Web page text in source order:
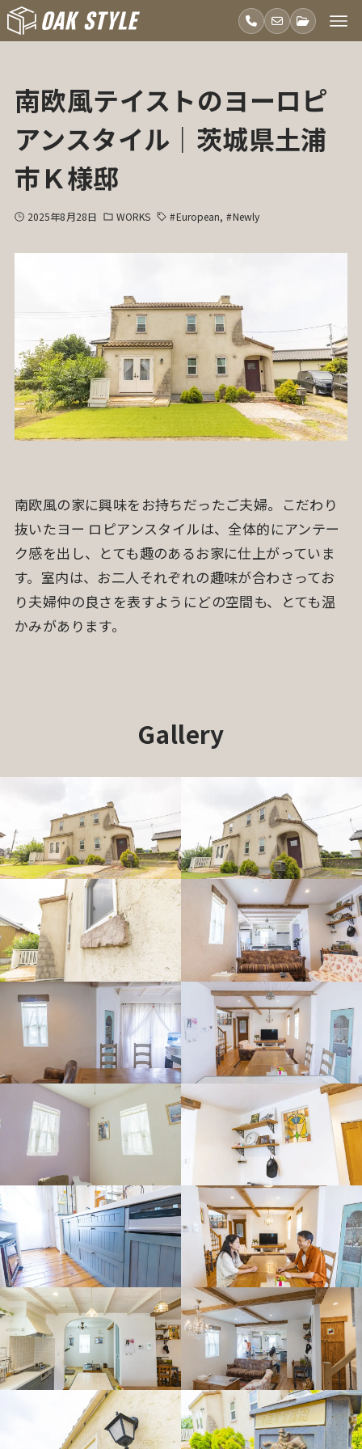
南欧風テイストのヨーロピ
アンスタイル｜茨城県土浦
市Ｋ様邸
2025年8月28日 WORKS #European #Newly
南欧風の家に興味をお持ちだったご夫婦。こだわり
抜いたヨー ロピアンスタイルは、全体的にアンテー
ク感を出し、とても趣のあるお家に仕上がっていま
す。室内は、お二人それぞれの趣味が合わさってお
り夫婦仲の良さを表すようにどの空間も、とても温
かみがあります。
Gallery